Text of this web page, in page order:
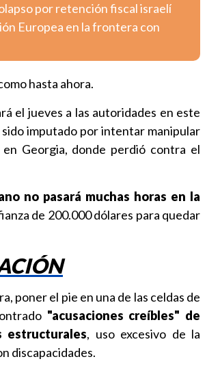
por retención fiscal israelí
Europea en la frontera con
hasta ahora.
el jueves a las autoridades en este
imputado por intentar manipular
Georgia, donde perdió contra el
no pasará muchas horas en la
de 200.000 dólares para quedar
poner el pie en una de las celdas de
"acusaciones creíbles" de
estructurales, uso excesivo de la
discapacidades.